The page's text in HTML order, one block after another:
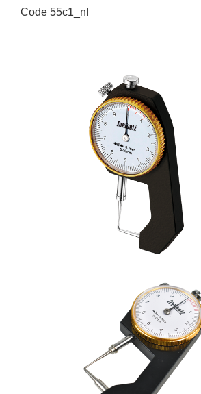
Code 55c1_nl